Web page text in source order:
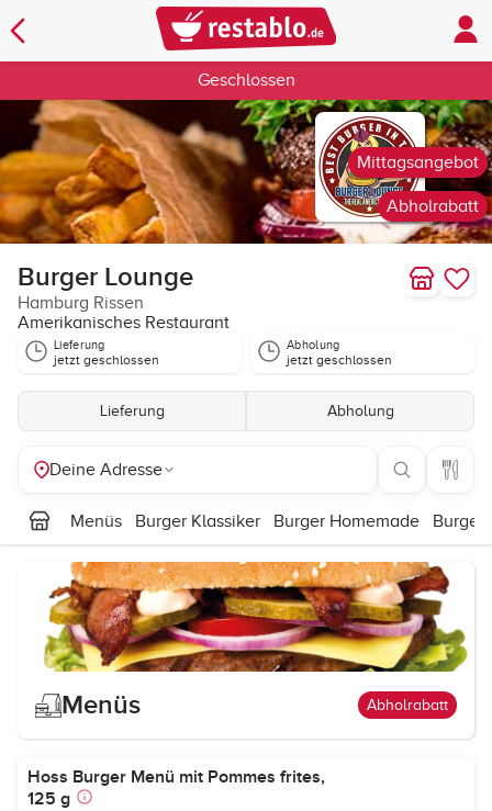
Geschlossen
Abholrabatt
Mittagsangebot
Burger Lounge
Hamburg Rissen
Amerikanisches Restaurant
Lieferung
jetzt geschlossen
Abholung
jetzt geschlossen
Lieferung Abholung
Deine Adresse
Menüs Burger Klassiker Burger Homemade Burger
Menüs Abholrabatt
Hoss Burger Menü mit Pommes frites,
125 g